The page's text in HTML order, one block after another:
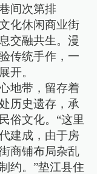
间次第排
化休闲商业街
交融共生。漫
传统手作，一
开。
地带，留存着
历史遗存，承
俗文化。“这里
建成，由于房
商铺布局杂乱
约。”垫江县住